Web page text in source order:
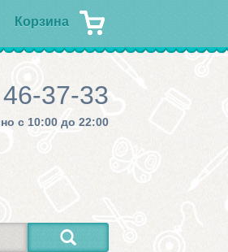
Корзина
46-37-33
с 10:00 до 22:00